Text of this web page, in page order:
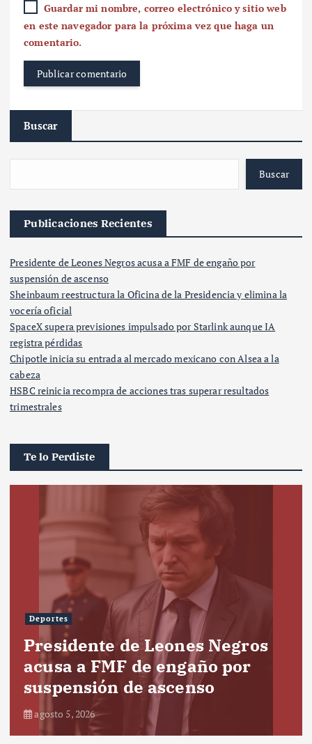
Guardar mi nombre, correo electrónico y sitio web
en este navegador para la próxima vez que haga un
comentario.
Buscar
Buscar
Publicaciones Recientes
Presidente de Leones Negros acusa a FMF de engaño por
suspensión de ascenso
Sheinbaum reestructura la Oficina de la Presidencia y elimina la
vocería oficial
SpaceX supera previsiones impulsado por Starlink aunque IA
registra pérdidas
Chipotle inicia su entrada al mercado mexicano con Alsea a la
cabeza
HSBC reinicia recompra de acciones tras superar resultados
trimestrales
Te lo Perdiste
Deportes
Presidente de Leones Negros
acusa a FMF de engaño por
suspensión de ascenso
agosto 5, 2026